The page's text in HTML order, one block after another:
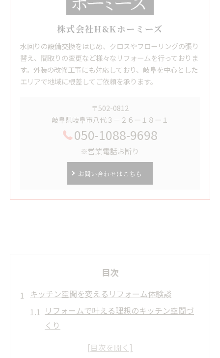
株式会社H&Kホーミーズ
水回りの設備交換をはじめ、クロスやフローリングの張り
替え、間取りの変更など様々なリフォームを行っておりま
す。外装の改修工事にも対応しており、岐阜を中心とした
エリアで地域に根差してご依頼を承ります。
〒502-0812
岐阜県岐阜市八代３－２６ー１８ー１
050-1088-9698
※営業電話お断り
お問い合わせはこちら
目次
キッチン空間を変えるリフォーム体験談
リフォームで叶える理想のキッチン空間づ
くり
キッチンリフォーム体験者のリアルな声